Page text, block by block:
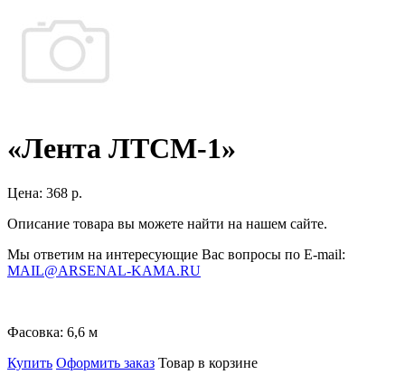
«Лента ЛТСМ-1»
Цена: 368 р.
Описание товара вы можете найти на нашем сайте.
Мы ответим на интересующие Вас вопросы по E-mail:
MAIL@ARSENAL-KAMA.RU
Фасовка: 6,6 м
Купить Оформить заказ Товар в корзине